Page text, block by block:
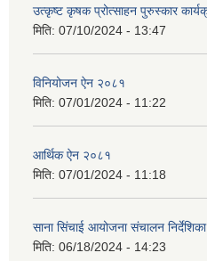
उत्कृष्ट कृषक प्रोत्साहन पुरुस्कार
मिति: 07/10/2024 - 13:47
विनियोजन ऐन २०८१
मिति: 07/01/2024 - 11:22
आर्थिक ऐन २०८१
मिति: 07/01/2024 - 11:18
साना सिंचाई आयोजना संचालन
मिति: 06/18/2024 - 14:23